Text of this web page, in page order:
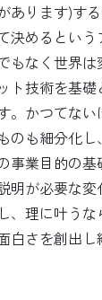
あります)す
決めるとい
もなく世界
ト技術を基
。かつてな
のも細分化
事業目的の
明が必要な
、理に叶う
さを創出し